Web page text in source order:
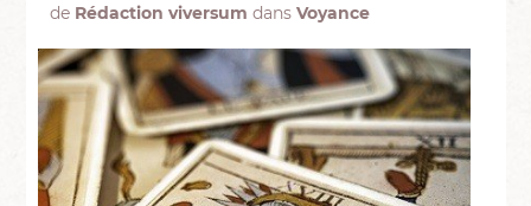
de Rédaction viversum dans Voyance